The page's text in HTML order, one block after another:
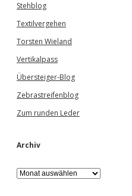
Stehblog
Textilvergehen
Torsten Wieland
Vertikalpass
Übersteiger-Blog
Zebrastreifenblog
Zum runden Leder
Archiv
A
r